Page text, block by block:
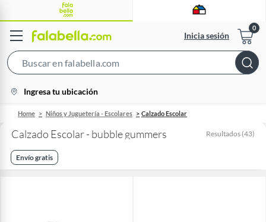
Inicia sesión
Bar
location-
icon
Ingresa tu ubicación
Home Niños y Juguetería - Escolares Calzado Escolar
Calzado Escolar - bubble gummers Resultados (43)
Envío gratis